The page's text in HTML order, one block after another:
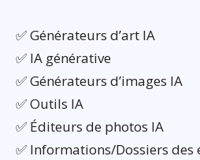
✅ Générateurs d’art IA
✅ IA générative
✅ Générateurs d’images IA
✅ Outils IA
✅ Éditeurs de photos IA
✅ Informations/Dossiers des